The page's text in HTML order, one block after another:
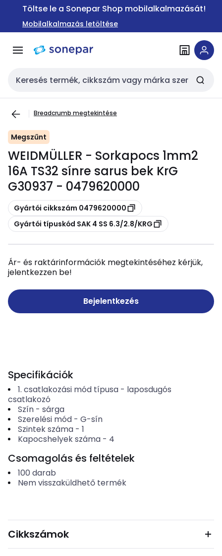
Ugrás a
Ugrás a
tartalomra
Töltse le a Sonepar Shop mobilalkalmazását!
Mobilalkalmazás letöltése
Keresési bemenet
Breadcrumb megtekintése
Megszűnt
WEIDMÜLLER - Sorkapocs 1mm2
16A TS32 sínre sarus bek KrG
G30937 - 0479620000
Másolás
Gyártói cikkszám 0479620000
Másolás
Gyártói típuskód SAK 4 SS 6.3/2.8/KRG
Ár- és raktárinformációk megtekintéséhez kérjük,
jelentkezzen be!
Bejelentkezés
Specifikációk
1. csatlakozási mód típusa- laposdugós
csatlakozó
Szín- sárga
Szerelési mód- G-sín
Szintek száma- 1
Kapocshelyek száma- 4
Csomagolás és feltételek
100 darab
Nem visszaküldhető termék
Cikkszámok